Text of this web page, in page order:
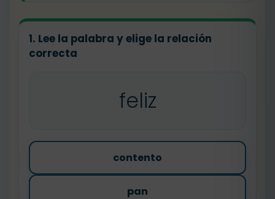
1. Lee la palabra y elige la relación
correcta
feliz
contento
pan